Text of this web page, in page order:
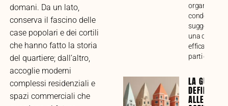
domani. Da un lato,
conserva il fascino delle
case popolari e dei cortili
che hanno fatto la storia
del quartiere; dall’altro,
accoglie moderni
complessi residenziali e
spazi commerciali che
organo di
suggerimenti
una
efficace tra
parti
LA GUIDA
DEFINITIVA
ALLE